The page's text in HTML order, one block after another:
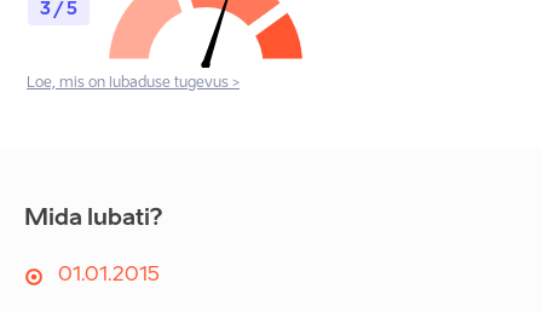
3 / 5
Loe, mis on lubaduse tugevus >
Mida lubati?
01.01.2015